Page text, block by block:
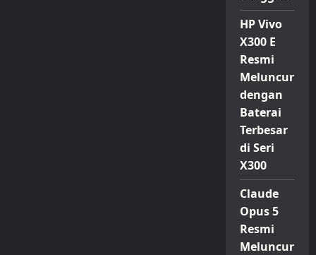
HP Vivo
X300 E
Resmi
Meluncur
dengan
Baterai
Terbesar
di Seri
X300
Claude
Opus 5
Resmi
Meluncur